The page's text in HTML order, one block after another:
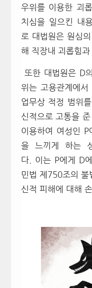
우위를 이용한 괴
치심을 일으킨 내
로 대법원은 원심
해 직장내 괴롭힘과
또한 대법원은 D
위는 고용관계에서
업무상 적정 범위
신적으로 고통을 준
이용하여 여성인
을 느끼게 하는
다. 이는 P에게 D
민법 제750조의 불
신적 피해에 대해